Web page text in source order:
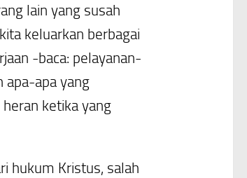
lain yang susah
keluarkan berbagai
-baca: pelayanan-
apa-apa yang
heran ketika yang
hukum Kristus, salah